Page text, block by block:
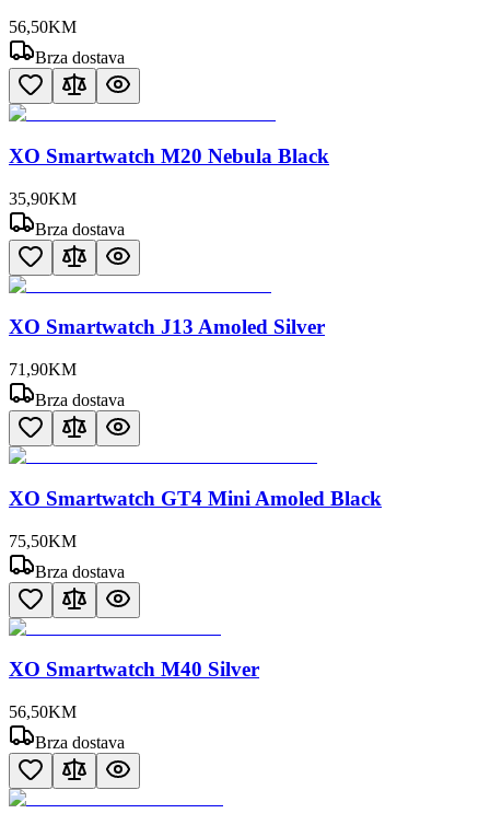
56,50KM
Brza dostava
XO Smartwatch M20 Nebula Black
35,90KM
Brza dostava
XO Smartwatch J13 Amoled Silver
71 ,90KM
Brza dostava
XO Smartwatch GT4 Mini Amoled Black
75,50KM
Brza dostava
XO Smartwatch M40 Silver
56,50KM
Brza dostava